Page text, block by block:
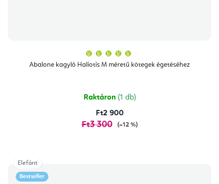
Abalone kagyló Haliotis M méretű kötegek égetéséhez
átlagos
értékelése
csillag.
Raktáron (1 db)
Ft2 900
Ft3 300 (–12 %)
Bestseller
Elefánt